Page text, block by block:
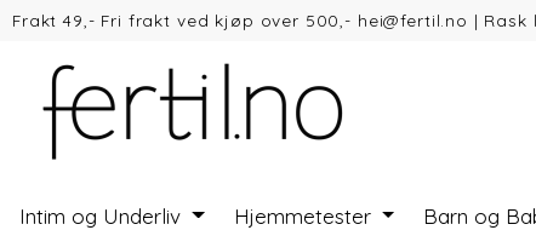
Frakt 49,- Fri frakt ved kjøp over 500,- hei@fertil.no | Rask
Intim og Underliv Hjemmetester Barn og